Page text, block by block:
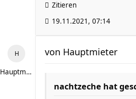
Zitieren
19.11.2021, 07:14
Hauptmieter
von Hauptmieter
nachtzeche hat